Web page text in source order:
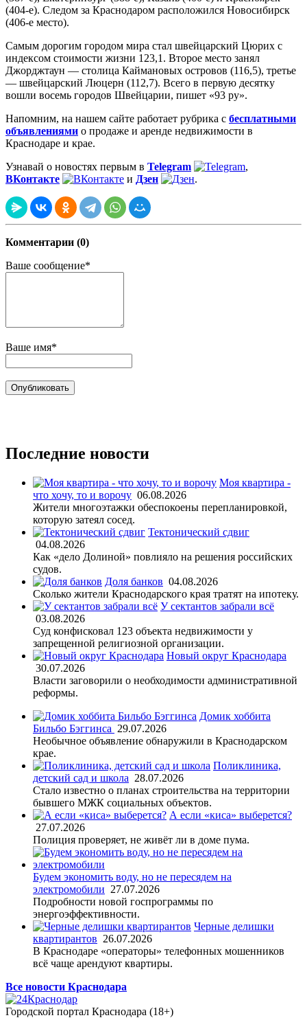
(404-е). Следом за Краснодаром расположился Новосибирск
(406-е место).
Самым дорогим городом мира стал швейцарский Цюрих с
индексом стоимости жизни 123,1. Второе место занял
Джорджтаун — столица Каймановых островов (116,5), третье
— швейцарский Люцерн (112,7). Всего в первую десятку
вошли восемь городов Швейцарии, пишет «93 ру».
Напомним, на нашем сайте работает рубрика с бесплатными
объявлениями о продаже и аренде недвижимости в
Краснодаре и крае.
Узнавай о новостях первым в Telegram
,
ВКонтакте
и Дзен .
Комментарии (0)
Ваше сообщение*
Ваше имя*
Последние новости
Моя квартира -
что хочу, то и ворочу 06.08.2026
Жители многоэтажки обеспокоены перепланировкой,
которую затеял сосед.
Тектонический сдвиг
04.08.2026
Как «дело Долиной» повлияло на решения российских
судов.
Доля банков 04.08.2026
Сколько жители Краснодарского края тратят на ипотеку.
У сектантов забрали всё
03.08.2026
Суд конфисковал 123 объекта недвижимости у
запрещенной религиозной организации.
Новый округ Краснодара
30.07.2026
Власти заговорили о необходимости административной
реформы.
Домик хоббита
Бильбо Бэггинса 29.07.2026
Необычное объявление обнаружили в Краснодарском
крае.
Поликлиника,
детский сад и школа 28.07.2026
Стало известно о планах строительства на территории
бывшего МЖК социальных объектов.
А если «киса» выберется?
27.07.2026
Полиция проверяет, не живёт ли в доме пума.
Будем экономить воду, но не пересядем на
электромобили 27.07.2026
Подробности новой госпрограммы по
энергоэффективности.
Черные делишки
квартирантов 26.07.2026
В Краснодаре «операторы» телефонных мошенников
всё чаще арендуют квартиры.
Все новости Краснодара
Городской портал Краснодара (18+)